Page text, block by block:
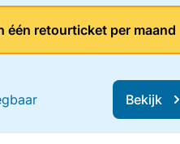
één retourticket per maand
Bekijk